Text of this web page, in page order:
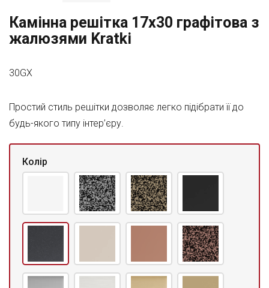
Камінна решітка 17x30 графітова з
жалюзями Kratki
30GX
Простий стиль решітки дозволяє легко підібрати її до
будь-якого типу інтер’єру.
Колір